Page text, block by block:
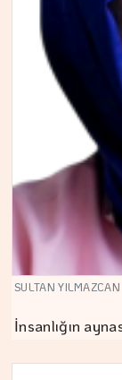
SULTAN YILMAZCAN
İnsanlığın